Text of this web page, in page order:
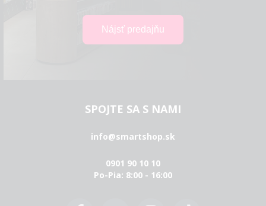
SPOJTE SA S NAMI
info@smartshop.sk
0901 90 10 10
Po-Pia: 8:00 - 16:00